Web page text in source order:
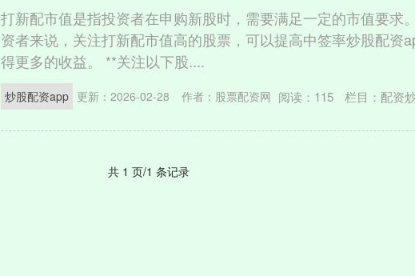
打新配市值是指投资者在申购新股时，需要满足一定的市值要求
资者来说，关注打新配市值高的股票，可以提高中签率炒股配资
得更多的收益。 **关注以下股....
炒股配资app 更新：2026-02-28 作者：股票配资网 阅读： 115 栏目： 配资
共 1 页/1 条记录